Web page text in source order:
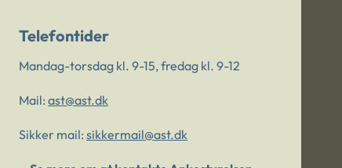
Telefontider
Mandag-torsdag kl. 9-15, fredag kl. 9-12
Mail: ast@ast.dk
Sikker mail: sikkermail@ast.dk